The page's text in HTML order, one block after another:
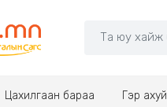
Цахилгаан бараа Гэр ахуй